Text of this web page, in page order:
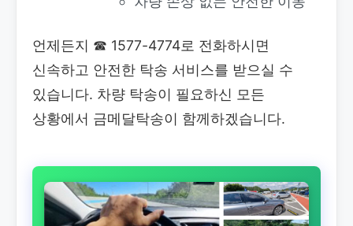
언제든지 ☎ 1577-4774로 전화하시면
신속하고 안전한 탁송 서비스를 받으실 수
있습니다. 차량 탁송이 필요하신 모든
상황에서 금메달탁송이 함께하겠습니다.